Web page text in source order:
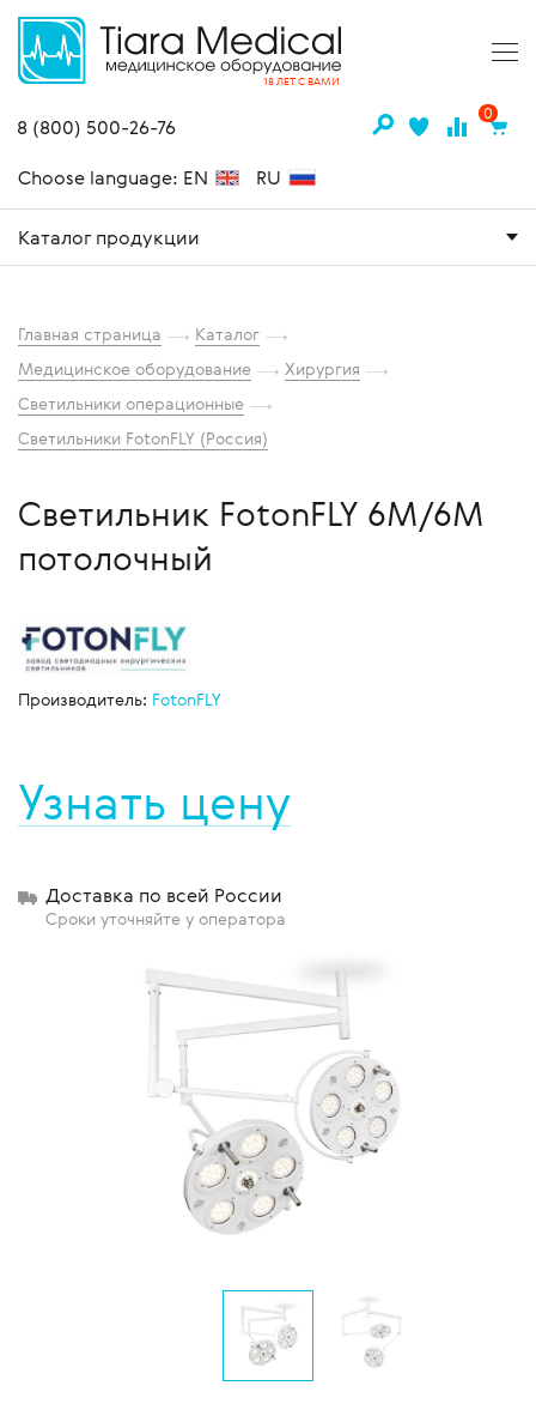
18 ЛЕТ С ВАМИ
8 (800) 500-26-76
0
Choose language: EN RU
Каталог продукции
Главная страница
Каталог
Медицинское оборудование
Хирургия
Светильники операционные
Светильники FotonFLY (Россия)
Светильник FotonFLY 6М/6М
потолочный
Производитель: FotonFLY
Узнать цену
Доставка по всей России
Сроки уточняйте у оператора